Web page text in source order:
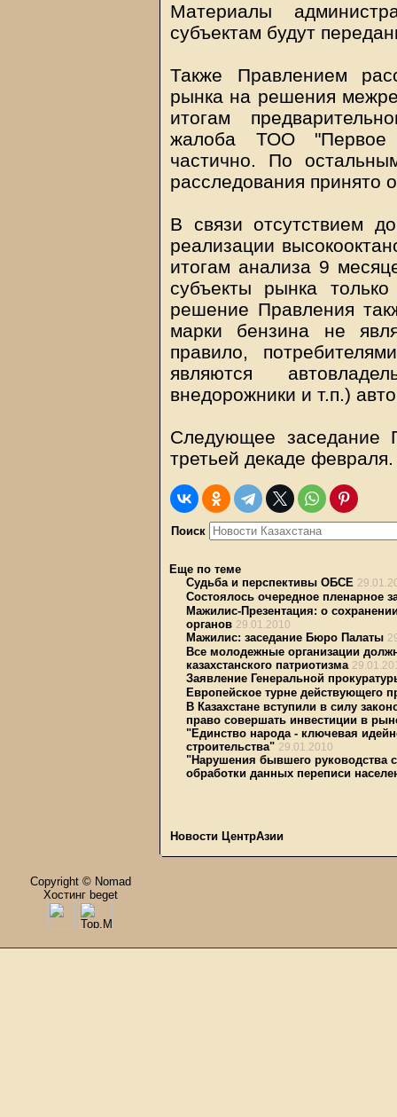
Материалы
субъектам будут
Также Правлением
рынка на решения
итогам
жалоба ТОО "Первое
частично. По
расследования принято
В связи отсутствием
реализации
итогам анализа 9
субъекты рынка
решение Правления
марки бензина не
правило,
являются
внедорожники и т.п.)
Следующее заседание
третьей декаде февраля.
Поиск
Еще по теме
Судьба и перспективы ОБСЕ
Состоялось очередное пленарное
Мажилис-Презентация: о
органов 29.01.2010
Мажилис: заседание Бюро Палаты
Все молодежные организации
казахстанского патриотизма
Заявление Генеральной
Европейское турне действующего
В Казахстане вступили в силу
право совершать инвестиции в
"Единство народа - ключевая
строительства" 29.01.2010
"Нарушения бывшего руководства
обработки данных переписи
Новости ЦентрАзии
Copyright © Nomad
Хостинг beget